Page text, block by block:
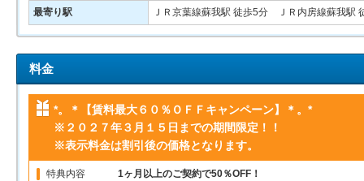
最寄り駅 ＪＲ京葉線蘇我駅 徒歩5分 ＪＲ内房線蘇我駅
料金
*。＊【賃料最大６０％ＯＦＦキャンペーン】＊。*
※２０２７年３月１５日までの期間限定！！
※表示料金は割引後の価格となります。
特典内容
1ヶ月以上のご契約で50％OFF！